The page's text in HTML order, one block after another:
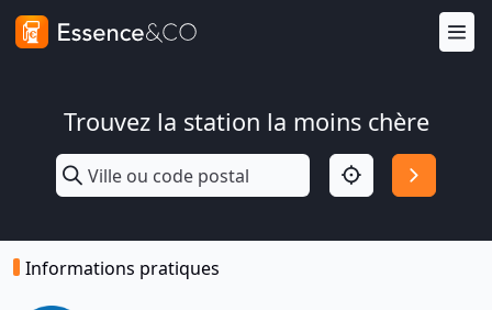
Trouvez la station la moins chère
Informations pratiques